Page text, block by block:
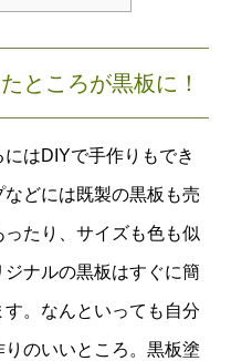
ところが黒板に！
はDIYで手作りもでき
どには既製の黒板も売
たり、サイズも色も似
ナルの黒板はすぐに簡
。なんといっても自分
のいいところ。黒板塗